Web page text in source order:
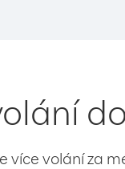
více volání za